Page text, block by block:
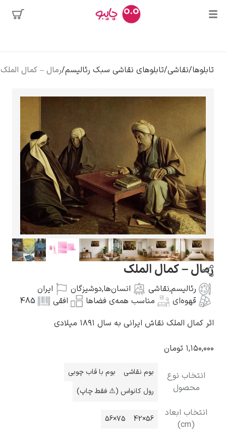
جستجوها
پیکاسو
سالوادور دالی
فریدا کالوا
محبوب‌ترین
هنرمندان
کلود مونه
ونسان ون گوگ
گوستاو کلیمت
ادوارد مونک
تابلوها/نقاشی/تابلوهای نقاشی سبک رئالیسم/رمال – کمال الملک
رمال – کمال الملک
رئالیسم,نقاشی انسان‌ها,دوشیزگان
ایران
قهوه‌ای
مناسب همه‌ی فضاها افقی
485
اثر کمال الملک نقاش ایرانی به سال ۱۸۹۱ میلادی
۱,۱۵۰,۰۰۰ تومان
انتخاب نوع
محصول
بوم نقاشی
بوم با قاب چوبی
رول کانواس (⚠️ فقط چاپ)
انتخاب ابعاد
(cm)
56×42
75×56